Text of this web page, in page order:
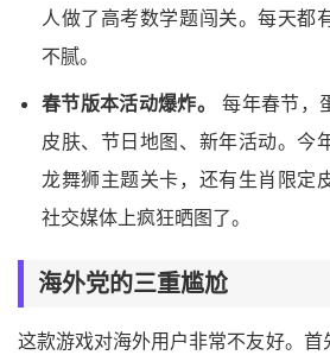
人做了高考数学题闯关。每天都
不腻。
春节版本活动爆炸。
每年春节，
皮肤、节日地图、新年活动。今
龙舞狮主题关卡，还有生肖限定
社交媒体上疯狂晒图了。
海外党的三重尴尬
这款游戏对海外用户非常不友好。